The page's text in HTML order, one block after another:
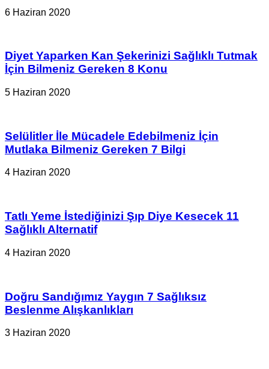
6 Haziran 2020
Diyet Yaparken Kan Şekerinizi Sağlıklı Tutmak
İçin Bilmeniz Gereken 8 Konu
5 Haziran 2020
Selülitler İle Mücadele Edebilmeniz İçin
Mutlaka Bilmeniz Gereken 7 Bilgi
4 Haziran 2020
Tatlı Yeme İstediğinizi Şıp Diye Kesecek 11
Sağlıklı Alternatif
4 Haziran 2020
Doğru Sandığımız Yaygın 7 Sağlıksız
Beslenme Alışkanlıkları
3 Haziran 2020